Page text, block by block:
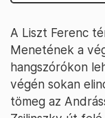
A Liszt Ferenc
Menetének a
hangszórókon
végén sokan
tömeg az